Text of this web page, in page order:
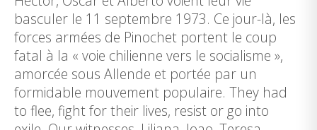
basculer le 11 septembre 1973. Ce jour-là, les
forces armées de Pinochet portent le coup
fatal à la « voie chilienne vers le socialisme »,
amorcée sous Allende et portée par un
formidable mouvement populaire. They had
to flee, fight for their lives, resist or go into